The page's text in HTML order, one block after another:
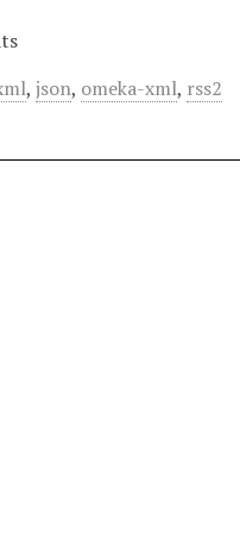
, json, omeka-xml, rss2